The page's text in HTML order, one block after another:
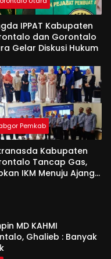
IPPAT Kabupaten
dan Gorontalo
Gelar Diskusi Hukum
Pemkab
Kabupaten
Tancap Gas,
IKM Menuju Ajang
MD KAHMI
Ghalieb : Banyak